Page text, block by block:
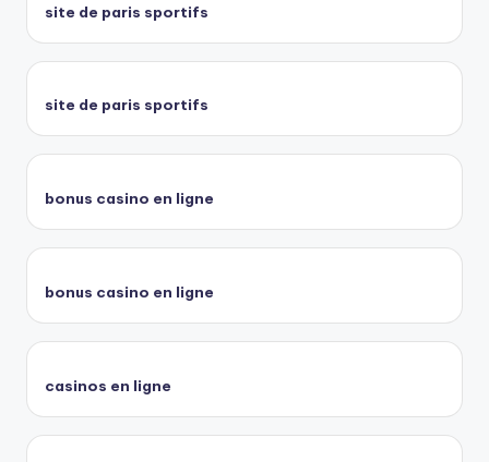
site de paris sportifs
site de paris sportifs
bonus casino en ligne
bonus casino en ligne
casinos en ligne